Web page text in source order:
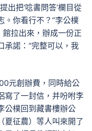
出把‘唸書問答’欄目從
。你看行不？”李公樸
館拉出來，辦成一份正
承諾：“完整可以，我
元創辦費，同時給公
寫了一封信，并吩咐李
公樸回到藏書樓辦公
夏征農）等人叫來開了